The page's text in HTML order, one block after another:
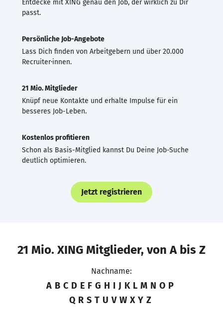
Entdecke mit XING genau den Job, der wirklich zu Dir
passt.
Persönliche Job-Angebote
Lass Dich finden von Arbeitgebern und über 20.000
Recruiter·innen.
21 Mio. Mitglieder
Knüpf neue Kontakte und erhalte Impulse für ein
besseres Job-Leben.
Kostenlos profitieren
Schon als Basis-Mitglied kannst Du Deine Job-Suche
deutlich optimieren.
Jetzt registrieren
21 Mio. XING Mitglieder, von A bis Z
Nachname:
A B C D E F G H I J K L M N O P
Q R S T U V W X Y Z